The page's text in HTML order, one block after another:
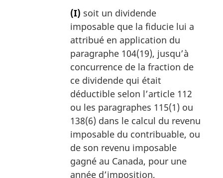
(I) soit un dividende
imposable que la fiducie lui a
attribué en application du
paragraphe 104(19), jusqu’à
concurrence de la fraction de
ce dividende qui était
déductible selon l’article 112
ou les paragraphes 115(1) ou
138(6) dans le calcul du revenu
imposable du contribuable, ou
de son revenu imposable
gagné au Canada, pour une
année d’imposition,